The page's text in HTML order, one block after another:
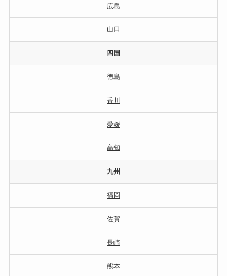
広島
山口
四国
徳島
香川
愛媛
高知
九州
福岡
佐賀
長崎
熊本